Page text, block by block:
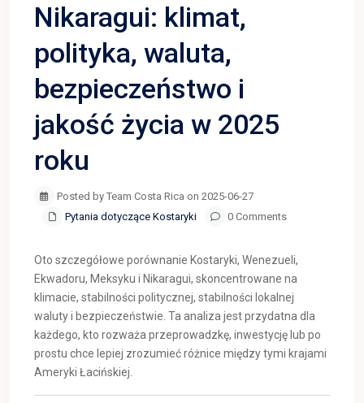
Nikaragui: klimat,
polityka, waluta,
bezpieczeństwo i
jakość życia w 2025
roku
Posted by Team Costa Rica on 2025-06-27
Pytania dotyczące Kostaryki
0 Comments
Oto szczegółowe porównanie Kostaryki, Wenezueli,
Ekwadoru, Meksyku i Nikaragui, skoncentrowane na
klimacie, stabilności politycznej, stabilności lokalnej
waluty i bezpieczeństwie. Ta analiza jest przydatna dla
każdego, kto rozważa przeprowadzkę, inwestycję lub po
prostu chce lepiej zrozumieć różnice między tymi krajami
Ameryki Łacińskiej.